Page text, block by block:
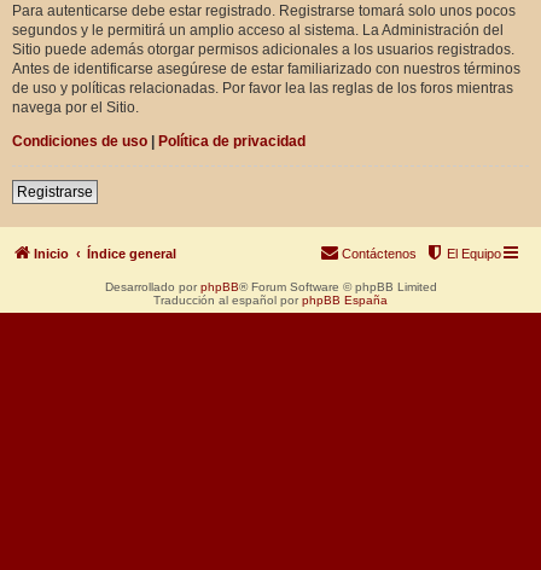
Para autenticarse debe estar registrado. Registrarse tomará solo unos pocos
segundos y le permitirá un amplio acceso al sistema. La Administración del
Sitio puede además otorgar permisos adicionales a los usuarios registrados.
Antes de identificarse asegúrese de estar familiarizado con nuestros términos
de uso y políticas relacionadas. Por favor lea las reglas de los foros mientras
navega por el Sitio.
Condiciones de uso | Política de privacidad
Registrarse
Inicio Índice general El Equipo
Contáctenos
Desarrollado por phpBB® Forum Software © phpBB Limited
Traducción al español por phpBB España